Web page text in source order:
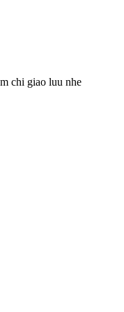
chi giao luu nhe